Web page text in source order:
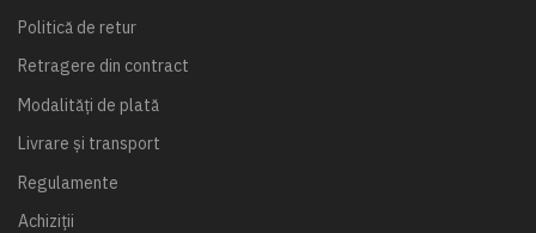
Politică de retur
Retragere din contract
Modalități de plată
Livrare și transport
Regulamente
Achiziții